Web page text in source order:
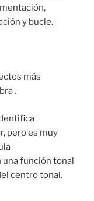
y bucle.
más
.
pero es muy
función tonal
centro tonal.